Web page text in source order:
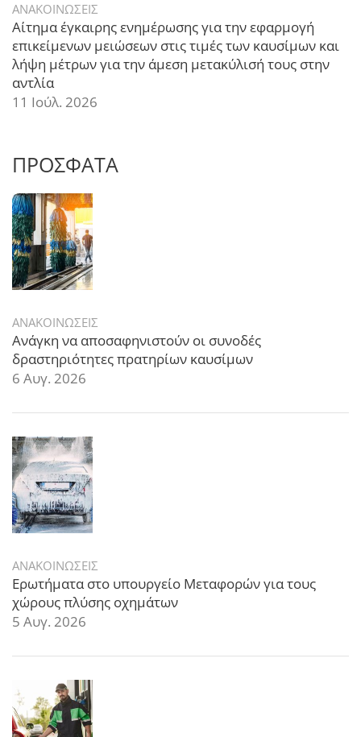
ΑΝΑΚΟΙΝΩΣΕΙΣ
Αίτημα έγκαιρης ενημέρωσης για την εφαρμογή
επικείμενων μειώσεων στις τιμές των καυσίμων και
λήψη μέτρων για την άμεση μετακύλισή τους στην
αντλία
11 Ιούλ. 2026
ΠΡΟΣΦΑΤΑ
ΑΝΑΚΟΙΝΩΣΕΙΣ
Ανάγκη να αποσαφηνιστούν οι συνοδές
δραστηριότητες πρατηρίων καυσίμων
6 Αυγ. 2026
ΑΝΑΚΟΙΝΩΣΕΙΣ
Ερωτήματα στο υπουργείο Μεταφορών για τους
χώρους πλύσης οχημάτων
5 Αυγ. 2026